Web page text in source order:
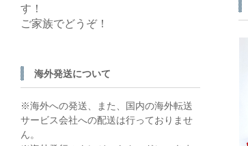
す！
ご家族でどうぞ！
海外発送について
※海外への発送、また、国内の海外転送
サービス会社への配送は行っておりませ
ん。